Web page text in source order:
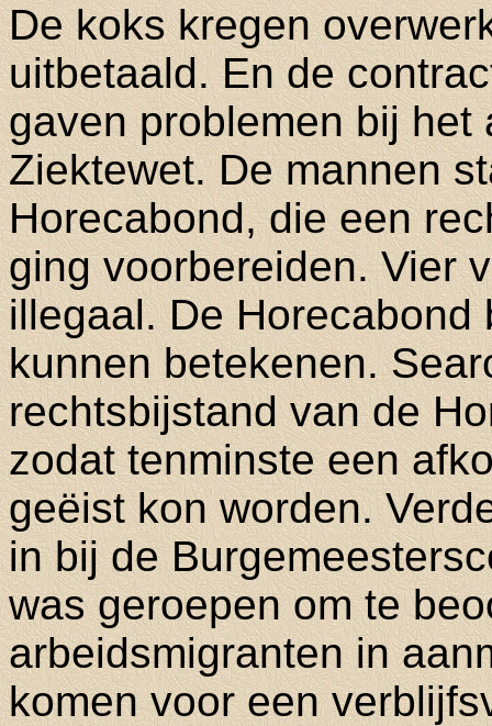
De koks kregen
uitbetaald. En de
gaven problemen bij
Ziektewet. De mannen
Horecabond, die een
ging voorbereiden. Vier
illegaal. De
kunnen betekenen.
rechtsbijstand van de
zodat tenminste een
geëist kon worden.
in bij de
was geroepen om te
arbeidsmigranten in
komen voor een